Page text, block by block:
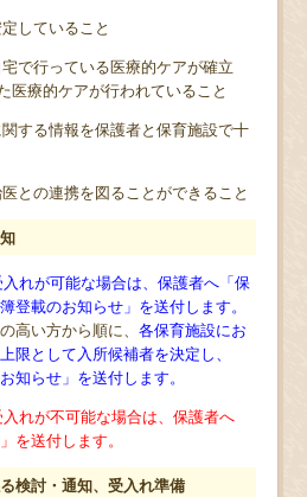
していること
行っている医療的ケアが確立
医療的ケアが行われていること
る情報を保護者と保育施設で十
の連携を図ることができること
入れが可能な場合は、保護者へ「保
登載のお知らせ」を送付します。
高い方から順に、 各保育施設にお
限として入所候補者を決定し、
知らせ」を送付します。
入れが不可能な場合は、保護者へ
を送付します。
検討・通知、受入れ準備